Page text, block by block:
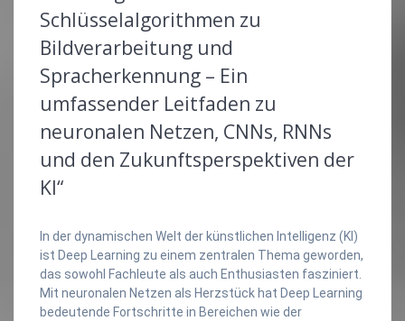
Schlüsselalgorithmen zu
Bildverarbeitung und
Spracherkennung – Ein
umfassender Leitfaden zu
neuronalen Netzen, CNNs, RNNs
und den Zukunftsperspektiven der
KI“
In der dynamischen Welt der künstlichen Intelligenz (KI)
ist Deep Learning zu einem zentralen Thema geworden,
das sowohl Fachleute als auch Enthusiasten fasziniert.
Mit neuronalen Netzen als Herzstück hat Deep Learning
bedeutende Fortschritte in Bereichen wie der